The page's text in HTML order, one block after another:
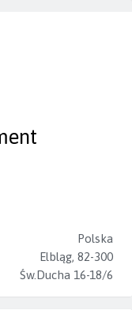
Polska
Elbląg, 82-300
Św.Ducha 16-18/6